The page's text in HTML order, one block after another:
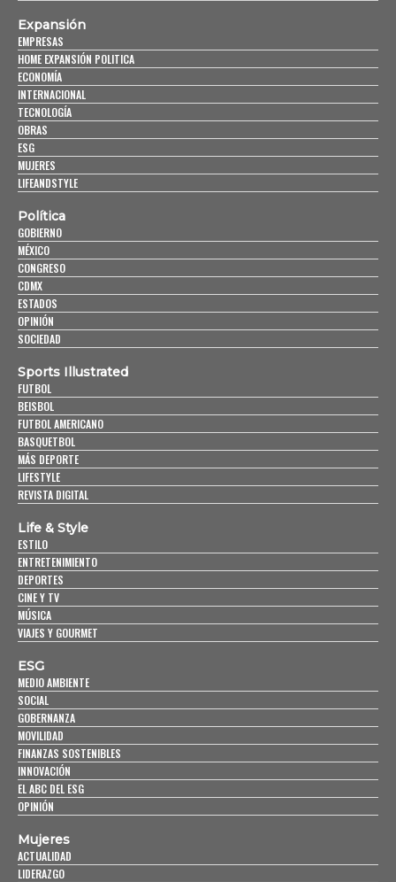
Expansión
EMPRESAS
HOME EXPANSIÓN POLITICA
ECONOMÍA
INTERNACIONAL
TECNOLOGÍA
OBRAS
ESG
MUJERES
LIFEANDSTYLE
Política
GOBIERNO
MÉXICO
CONGRESO
CDMX
ESTADOS
OPINIÓN
SOCIEDAD
Sports Illustrated
FUTBOL
BEISBOL
FUTBOL AMERICANO
BASQUETBOL
MÁS DEPORTE
LIFESTYLE
REVISTA DIGITAL
Life & Style
ESTILO
ENTRETENIMIENTO
DEPORTES
CINE Y TV
MÚSICA
VIAJES Y GOURMET
ESG
MEDIO AMBIENTE
SOCIAL
GOBERNANZA
MOVILIDAD
FINANZAS SOSTENIBLES
INNOVACIÓN
EL ABC DEL ESG
OPINIÓN
Mujeres
ACTUALIDAD
LIDERAZGO